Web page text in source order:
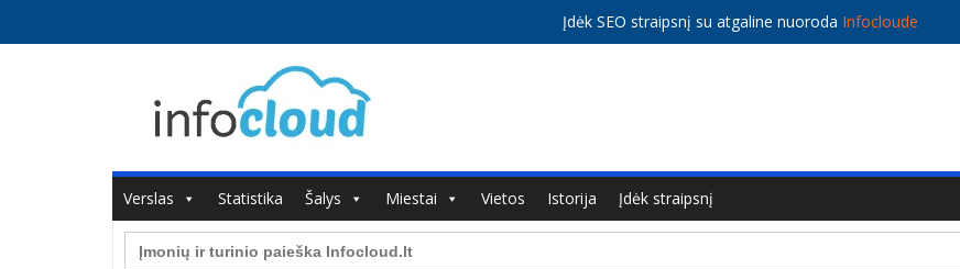
Įdėk SEO straipsnį su atgaline nuoroda Infocloude
Verslas Statistika Šalys Miestai Vietos Istorija
Įdėk straipsnį
Search
for: